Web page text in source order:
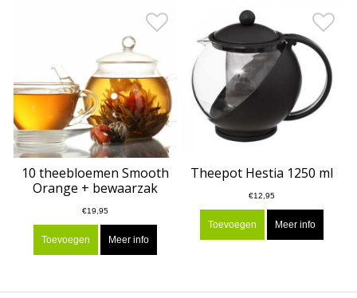
10 theebloemen Smooth
Orange + bewaarzak
€19,95
Toevoegen Meer info
Theepot Hestia 1250 ml
€12,95
Toevoegen Meer info